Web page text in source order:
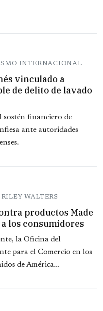
INTERNACIONAL
vinculado a
de delito de lavado
sostén financiero de
ante autoridades
WALTERS
productos Made
los consumidores
la Oficina del
para el Comercio en los
de América...